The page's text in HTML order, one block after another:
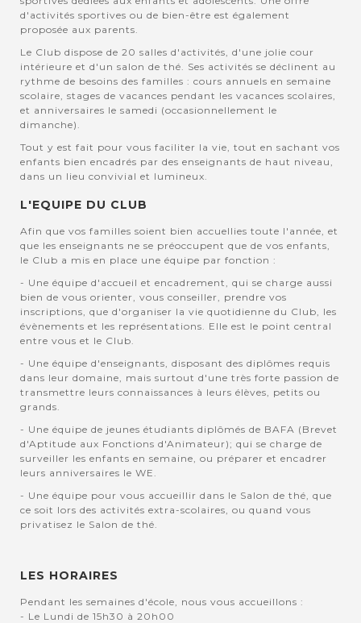
d'activités sportives ou de bien-être est également
proposée aux parents.
Le Club dispose de 20 salles d'activités, d'une jolie cour
intérieure et d'un salon de thé. Ses activités se déclinent au
rythme de besoins des familles : cours annuels en semaine
scolaire, stages de vacances pendant les vacances scolaires,
et anniversaires le samedi (occasionnellement le
dimanche).
Tout y est fait pour vous faciliter la vie, tout en sachant vos
enfants bien encadrés par des enseignants de haut niveau,
dans un lieu convivial et lumineux.
L'EQUIPE DU CLUB
Afin que vos familles soient bien accuellies toute l'année, et
que les enseignants ne se préoccupent que de vos enfants,
le Club a mis en place une équipe par fonction :
- Une équipe d'accueil et encadrement, qui se charge aussi
bien de vous orienter, vous conseiller, prendre vos
inscriptions, que d'organiser la vie quotidienne du Club, les
évènements et les représentations. Elle est le point central
entre vous et le Club.
- Une équipe d'enseignants, disposant des diplômes requis
dans leur domaine, mais surtout d'une très forte passion de
transmettre leurs connaissances à leurs élèves, petits ou
grands.
- Une équipe de jeunes étudiants diplômés de BAFA (Brevet
d'Aptitude aux Fonctions d'Animateur); qui se charge de
surveiller les enfants en semaine, ou préparer et encadrer
leurs anniversaires le WE.
- Une équipe pour vous accueillir dans le Salon de thé, que
ce soit lors des activités extra-scolaires, ou quand vous
privatisez le Salon de thé.
LES HORAIRES
Pendant les semaines d'école, nous vous accueillons :
- Le Lundi de 15h30 à 20h00